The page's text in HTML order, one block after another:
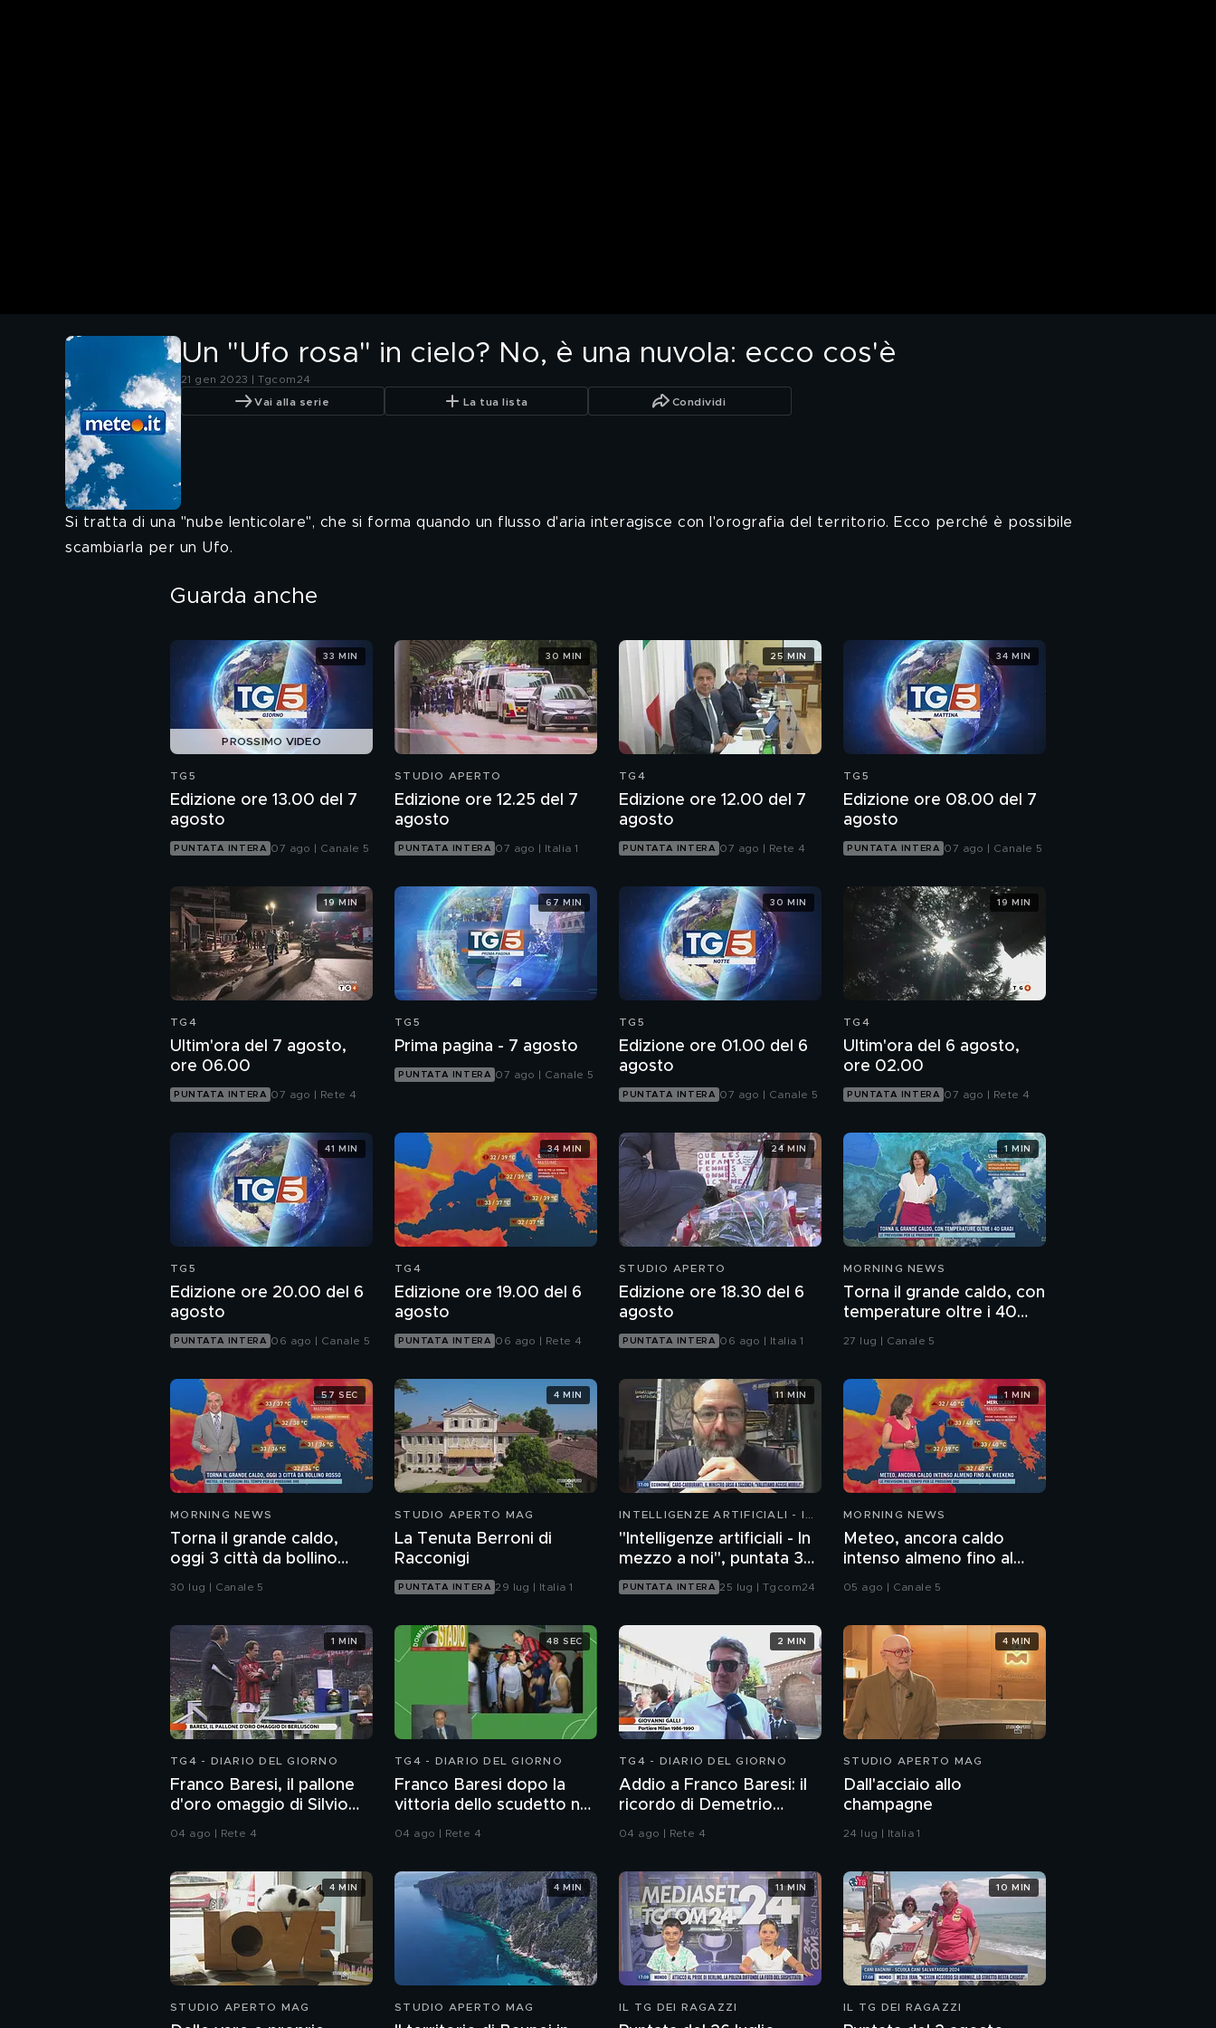
Un "Ufo rosa" in cielo? No, è una nuvola: ecco cos'è
21 gen 2023 | Tgcom24
Vai alla serie La tua lista Condividi
Si tratta di una "nube lenticolare", che si forma quando un flusso d'aria interagisce con l'orografia del territorio. Ecco perché è possibile
scambiarla per un Ufo.
Guarda anche
PROSSIMO VIDEO
TG5
Edizione ore 13.00 del 7
agosto
PUNTATA INTERA 07 ago | Canale 5
33 MIN
STUDIO APERTO
Edizione ore 12.25 del 7
agosto
PUNTATA INTERA 07 ago | Italia 1
30 MIN
TG4
Edizione ore 12.00 del 7
agosto
PUNTATA INTERA 07 ago | Rete 4
25 MIN
TG5
Edizione ore 08.00 del 7
agosto
PUNTATA INTERA 07 ago | Canale 5
34 MIN
TG4
Ultim'ora del 7 agosto,
ore 06.00
PUNTATA INTERA 07 ago | Rete 4
19 MIN
TG5
Prima pagina - 7 agosto
PUNTATA INTERA 07 ago | Canale 5
67 MIN
TG5
Edizione ore 01.00 del 6
agosto
PUNTATA INTERA 07 ago | Canale 5
30 MIN
TG4
Ultim'ora del 6 agosto,
ore 02.00
PUNTATA INTERA 07 ago | Rete 4
19 MIN
TG5
Edizione ore 20.00 del 6
agosto
PUNTATA INTERA 06 ago | Canale 5
41 MIN
TG4
Edizione ore 19.00 del 6
agosto
PUNTATA INTERA 06 ago | Rete 4
34 MIN
STUDIO APERTO
Edizione ore 18.30 del 6
agosto
PUNTATA INTERA 06 ago | Italia 1
24 MIN
MORNING NEWS
Torna il grande caldo, con
temperature oltre i 40
gradi
27 lug | Canale 5
1 MIN
MORNING NEWS
Torna il grande caldo,
oggi 3 città da bollino
rosso
30 lug | Canale 5
57 SEC
STUDIO APERTO MAG
La Tenuta Berroni di
Racconigi
PUNTATA INTERA 29 lug | Italia 1
4 MIN
INTELLIGENZE ARTIFICIALI - IN
"Intelligenze artificiali - In
mezzo a noi", puntata 35:
il progetto Glasswing
PUNTATA INTERA 25 lug | Tgcom24
11 MIN
MORNING NEWS
Meteo, ancora caldo
intenso almeno fino al
weekend
05 ago | Canale 5
1 MIN
TG4 - DIARIO DEL GIORNO
Franco Baresi, il pallone
d'oro omaggio di Silvio
Berlusconi
04 ago | Rete 4
1 MIN
TG4 - DIARIO DEL GIORNO
Franco Baresi dopo la
vittoria dello scudetto nel
04 ago | Rete 4
48 SEC
TG4 - DIARIO DEL GIORNO
Addio a Franco Baresi: il
ricordo di Demetrio
Albertini, Clarence
04 ago | Rete 4
2 MIN
STUDIO APERTO MAG
Dall'acciaio allo
champagne
24 lug | Italia 1
4 MIN
STUDIO APERTO MAG
4 MIN
STUDIO APERTO MAG
4 MIN
IL TG DEI RAGAZZI
11 MIN
IL TG DEI RAGAZZI
10 MIN